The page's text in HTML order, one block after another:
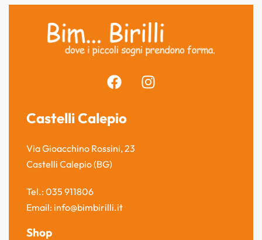
Castelli Calepio
Via Gioacchino Rossini, 23
Castelli Calepio (BG)
Tel.: 035 911806
Email: info@bimbirilli.it
Shop